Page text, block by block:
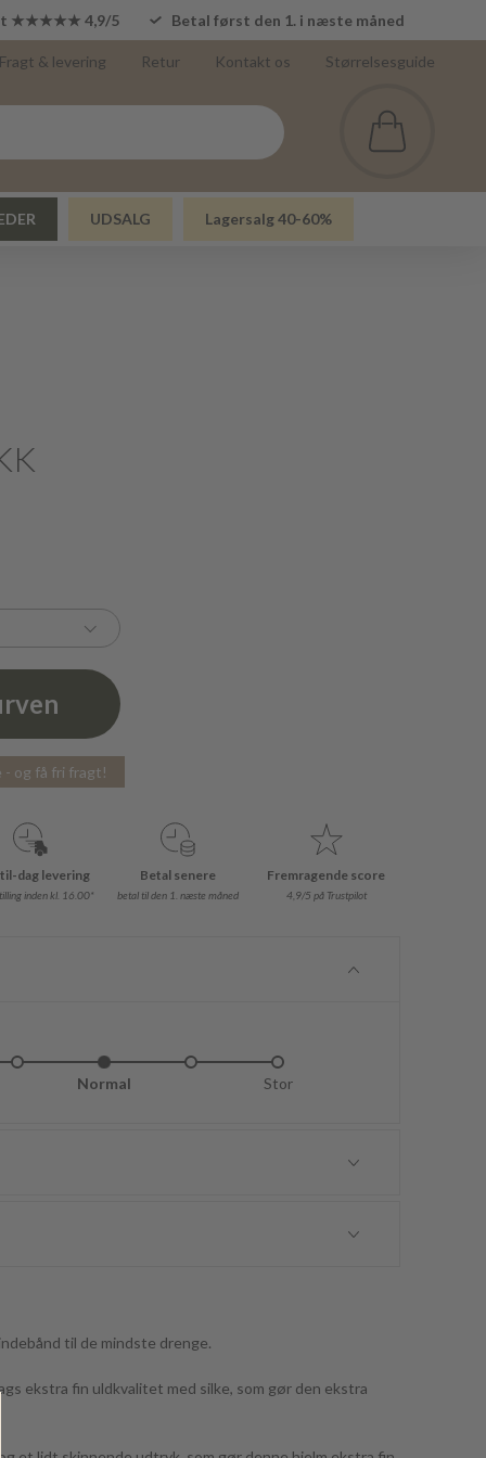
★★★★★ 4,9/5 Betal først den 1. i næste måned
Fragt & levering Retur Kontakt os Størrelsesguide
UDSALG Lagersalg 40-60%
- og få fri fragt!
dag levering
inden kl. 16.00*
Betal senere
betal til den 1. næste måned
Fremragende score
4,9/5 på Trustpilot
Normal Stor
til de mindste drenge.
ekstra fin uldkvalitet med silke, som gør den ekstra